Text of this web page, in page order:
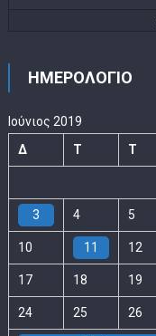
ΗΜΕΡΟΛΟΓΙΟ
Ιούνιος 2019
Δ
Τ Τ
3 4 5
10 11 12
17 18 19
24 25 26